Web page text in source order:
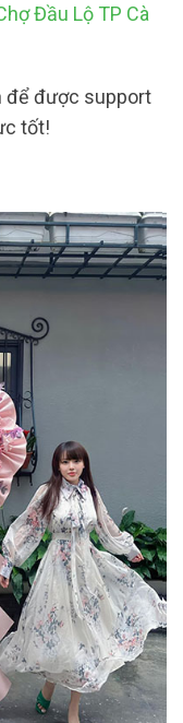
Đầu Lộ TP Cà
để được support
tốt!